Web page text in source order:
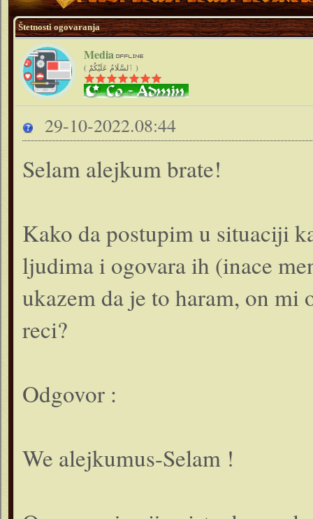
Štetnosti ogovaranja
Media
( ٱلسَّلَامُ عَلَيْكُمْ )
29-10-2022.08:44
Selam alejkum brate!
Kako da postupim u situaciji
ljudima i ogovara ih (inace
ukazem da je to haram, on mi
reci?
Odgovor :
We alejkumus-Selam !